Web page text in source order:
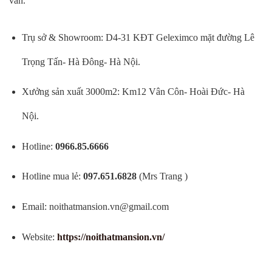
Trụ sở & Showroom: D4-31 KĐT Geleximco mặt đường Lê
Trọng Tấn- Hà Đông- Hà Nội.
Xưởng sản xuất 3000m2: Km12 Vân Côn- Hoài Đức- Hà
Nội.
Hotline: 0966.85.6666
Hotline mua lẻ: 097.651.6828(Mrs Trang )
Email: noithatmansion.vn@gmail.com
Website: https://noithatmansion.vn/